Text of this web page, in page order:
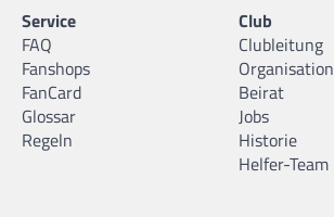
Service
FAQ
Fanshops
FanCard
Glossar
Regeln
Club
Clubleitung
Organisation
Beirat
Jobs
Historie
Helfer-Team